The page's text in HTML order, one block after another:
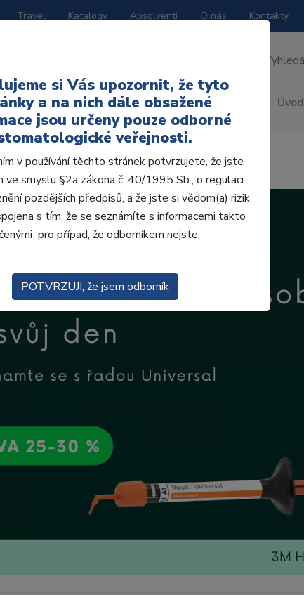
Travel Katalogy Absolventi O nás Kontakty
Úvod
si Vás upozornit, že tyto
a na nich dále obsažené
jsou určeny pouze odborné
veřejnosti.
v používání těchto stránek potvrzujete, že jste
ve smyslu §2a zákona č. 40/1995 Sb., o regulaci
pozdějších předpisů, a že jste si vědom(a) rizik,
s tím, že se seznámíte s informacemi takto
pro případ, že odborníkem nejste.
POTVRZUJI, že jsem odborník